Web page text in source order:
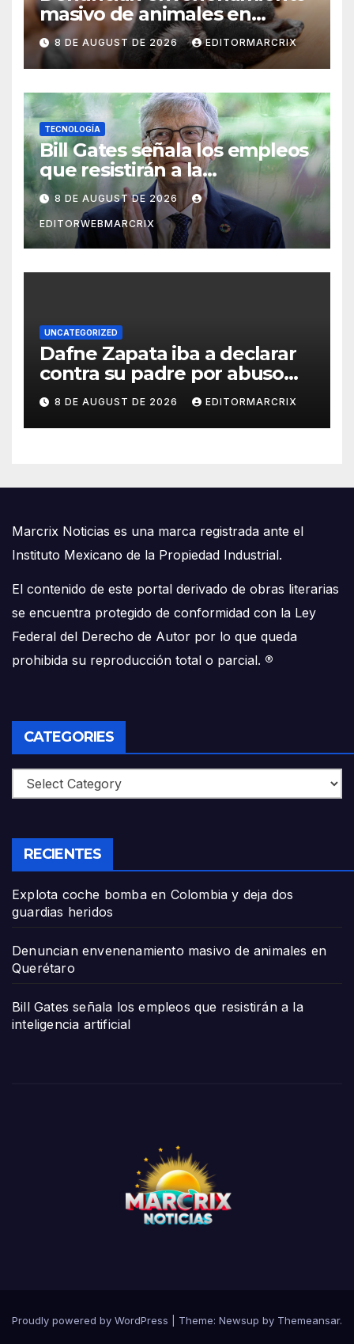
masivo de animales en
Querétaro
8 DE AUGUST DE 2026 EDITORMARCRIX
TECNOLOGÍA
Bill Gates señala los empleos
que resistirán a la
inteligencia artificial
8 DE AUGUST DE 2026
EDITORWEBMARCRIX
UNCATEGORIZED
Dafne Zapata iba a declarar
contra su padre por abuso
sexual
8 DE AUGUST DE 2026 EDITORMARCRIX
Marcrix Noticias es una marca registrada ante el
Instituto Mexicano de la Propiedad Industrial.
El contenido de este portal derivado de obras literarias
se encuentra protegido de conformidad con la Ley
Federal del Derecho de Autor por lo que queda
prohibida su reproducción total o parcial. ®
CATEGORIES
Categories
RECIENTES
Explota coche bomba en Colombia y deja dos
guardias heridos
Denuncian envenenamiento masivo de animales en
Querétaro
Bill Gates señala los empleos que resistirán a la
inteligencia artificial
Proudly powered by WordPress Theme: Newsup by Themeansar.